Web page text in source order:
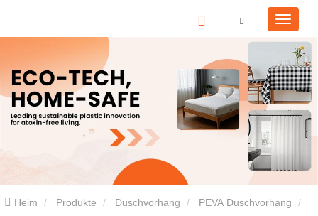
Heim Produkte Duschvorhang PEVA Duschvorhang